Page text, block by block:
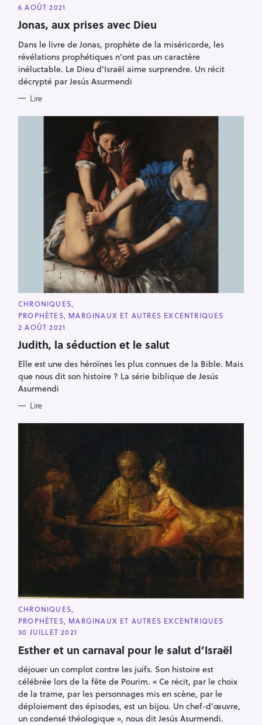
E
O
R
E
6 AOÛT 2021
Jonas, aux prises avec Dieu
Dans le livre de Jonas, prophète de la miséricorde, les
révélations prophétiques n'ont pas un caractère
inéluctable. Le Dieu d'Israël aime surprendre. Un récit
décrypté par Jesús Asurmendi
Lire
C
A
T
E
O
R
E
CHRONIQUES
PROPHÈTES, MARGINAUX ET AUTRES EXCENTRIQUES
2 AOÛT 2021
Judith, la séduction et le salut
Elle est une des héroïnes les plus connues de la Bible. Mais
que nous dit son histoire ? La série biblique de Jesús
Asurmendi
Lire
C
A
T
E
O
R
E
CHRONIQUES
PROPHÈTES, MARGINAUX ET AUTRES EXCENTRIQUES
30 JUILLET 2021
Esther et un carnaval pour le salut d’Israël
déjouer un complot contre les juifs. Son histoire est
célébrée lors de la fête de Pourim. « Ce récit, par le choix
de la trame, par les personnages mis en scène, par le
déploiement des épisodes, est un bijou. Un chef-d’œuvre,
un condensé théologique », nous dit Jesús Asurmendi.